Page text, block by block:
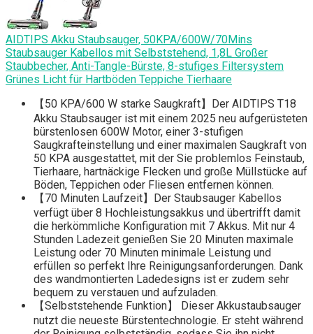
AIDTIPS Akku Staubsauger, 50KPA/600W/70Mins
Staubsauger Kabellos mit Selbststehend, 1,8L Großer
Staubbecher, Anti-Tangle-Bürste, 8-stufiges Filtersystem
Grünes Licht für Hartböden Teppiche Tierhaare
【50 KPA/600 W starke Saugkraft】Der AIDTIPS T18
Akku Staubsauger ist mit einem 2025 neu aufgerüsteten
bürstenlosen 600W Motor, einer 3-stufigen
Saugkrafteinstellung und einer maximalen Saugkraft von
50 KPA ausgestattet, mit der Sie problemlos Feinstaub,
Tierhaare, hartnäckige Flecken und große Müllstücke auf
Böden, Teppichen oder Fliesen entfernen können.
【70 Minuten Laufzeit】Der Staubsauger Kabellos
verfügt über 8 Hochleistungsakkus und übertrifft damit
die herkömmliche Konfiguration mit 7 Akkus. Mit nur 4
Stunden Ladezeit genießen Sie 20 Minuten maximale
Leistung oder 70 Minuten minimale Leistung und
erfüllen so perfekt Ihre Reinigungsanforderungen. Dank
des wandmontierten Ladedesigns ist er zudem sehr
bequem zu verstauen und aufzuladen.
【Selbststehende Funktion】 Dieser Akkustaubsauger
nutzt die neueste Bürstentechnologie. Er steht während